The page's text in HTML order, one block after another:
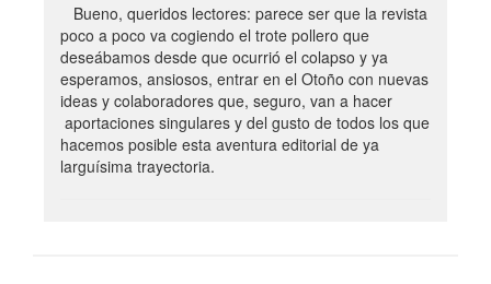
Bueno, queridos lectores: parece ser que la revista
poco a poco va cogiendo el trote pollero que
deseábamos desde que ocurrió el colapso y ya
esperamos, ansiosos, entrar en el Otoño con nuevas
ideas y colaboradores que, seguro, van a hacer
aportaciones singulares y del gusto de todos los que
hacemos posible esta aventura editorial de ya
larguísima trayectoria.